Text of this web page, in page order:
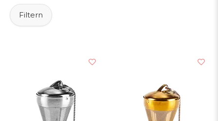
Filtern